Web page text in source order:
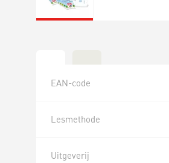
EAN-code
Lesmethode
Uitgeverij